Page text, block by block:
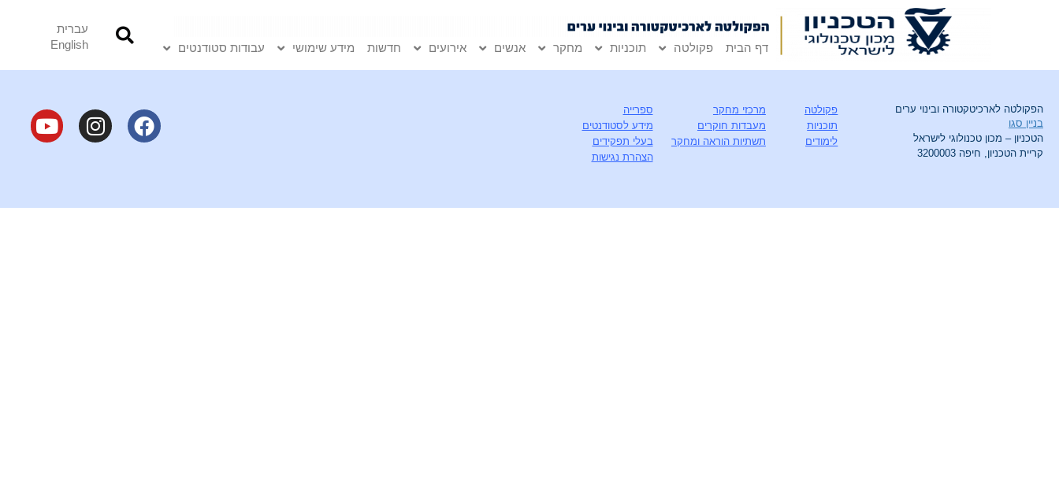
דף הבית פקולטה תוכניות מחקר אנשים אירועים חדשות מידע שימושי עבודות סטודנטים
עברית
English
הפקולטה לארכיטקטורה ובינוי ערים
בניין סגו
הטכניון – מכון טכנולוגי לישראל
קריית הטכניון, חיפה 3200003
פקולטה
תוכניות
לימודים
מרכזי מחקר
מעבדות חוקרים
תשתיות הוראה ומחקר
ספרייה
מידע לסטודנטים
בעלי תפקידים
הצהרת נגישות